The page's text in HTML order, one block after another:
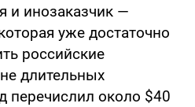
и инозаказчик —
уже достаточно
российские
длительных
перечислил около $40